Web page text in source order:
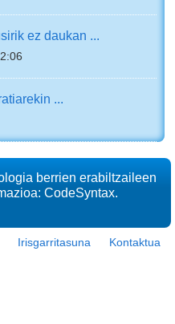
ez daukan ...
...
berrien erabiltzaileen
CodeSyntax.
Irisgarritasuna Kontaktua